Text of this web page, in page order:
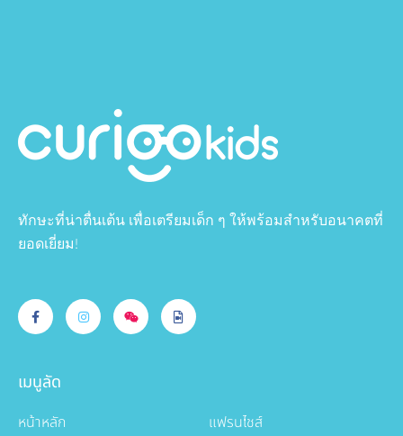
ทักษะที่น่าตื่นเต้น เพื่อเตรียมเด็ก ๆ ให้พร้อมสำหรับอนาคตที่
ยอดเยี่ยม!
เมนูลัด
หน้าหลัก
แฟรนไชส์